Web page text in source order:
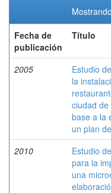
Fecha de
publicación
Título
2005
Estudio
la
ciudad
base a la
un plan
2010
Estudio
para la
una